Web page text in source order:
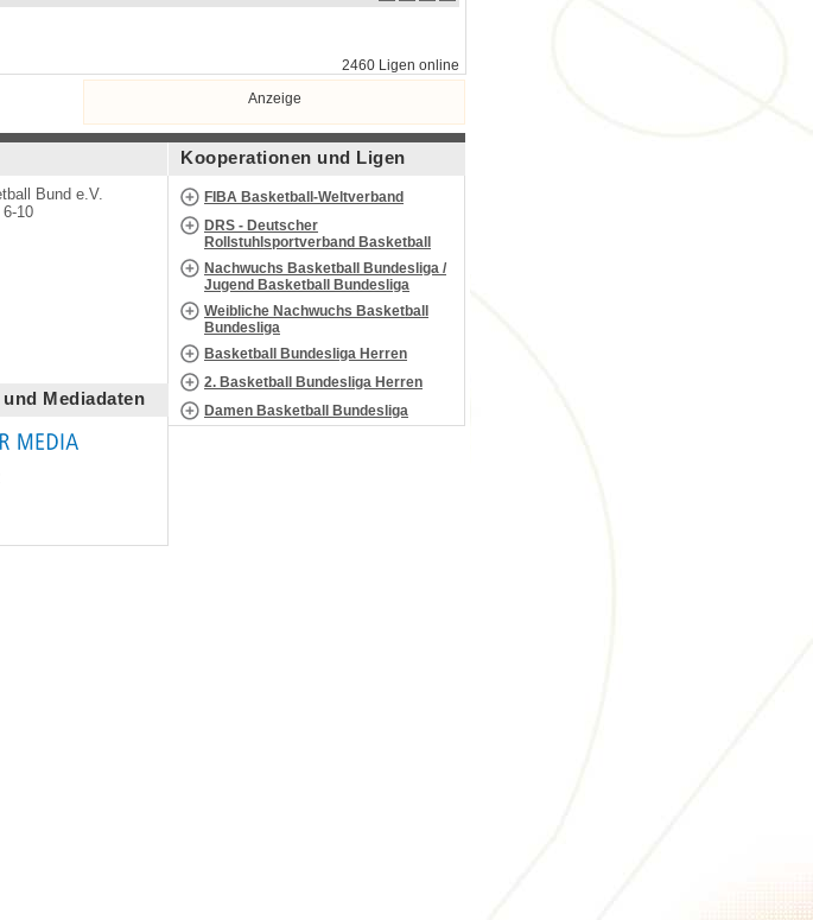
2460 Ligen online
Anzeige
Bund e.V.
10
Mediadaten
Kooperationen und Ligen
FIBA Basketball-Weltverband
DRS - Deutscher
Rollstuhlsportverband Basketball
Nachwuchs Basketball Bundesliga /
Jugend Basketball Bundesliga
Weibliche Nachwuchs Basketball
Bundesliga
Basketball Bundesliga Herren
2. Basketball Bundesliga Herren
Damen Basketball Bundesliga